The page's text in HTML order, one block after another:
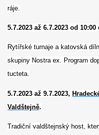
ráje.
5.7.2023 až 6.7.2023 od
Rytířské turnaje a katovská
skupiny Nostra ex. Program
tucteta.
5.7.2023 až 9.7.2023,
Valdštejně.
Tradiční valdštejnský host,